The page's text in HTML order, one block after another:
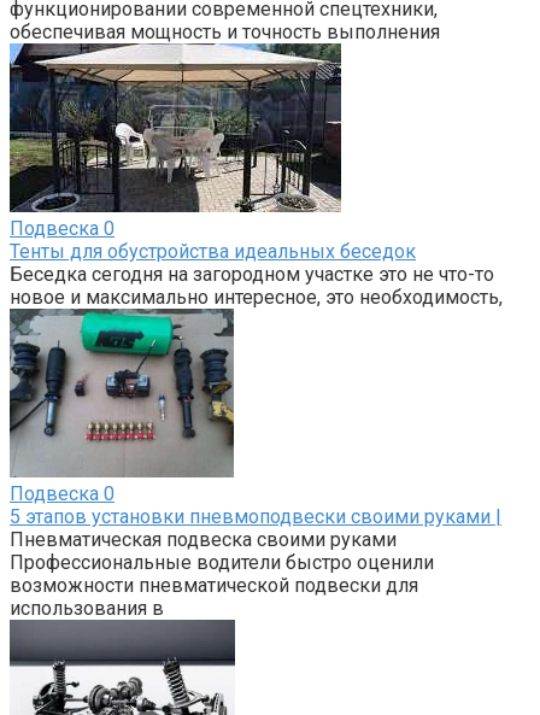
функционировании современной спецтехники,
обеспечивая мощность и точность выполнения
Подвеска 0
Тенты для обустройства идеальных беседок
Беседка сегодня на загородном участке это не что-то
новое и максимально интересное, это необходимость,
Подвеска 0
5 этапов установки пневмоподвески своими руками |
Пневматическая подвеска своими руками
Профессиональные водители быстро оценили
возможности пневматической подвески для
использования в